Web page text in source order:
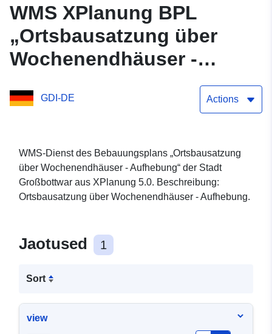
WMS XPlanung BPL
„Ortsbausatzung über
Wochenendhäuser -
GDI-DE Actions
WMS-Dienst des Bebauungsplans „Ortsbausatzung
über Wochenendhäuser - Aufhebung“ der Stadt
Großbottwar aus XPlanung 5.0. Beschreibung:
Ortsbausatzung über Wochenendhäuser - Aufhebung.
Jaotused 1
Sort
view